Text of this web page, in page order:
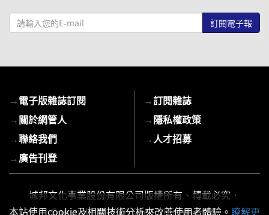
請
輸
mail
→電子版雜誌訂閱
→關於網管人
→聯絡我們
→廣告刊登
→訂閱雜誌
→隱私權政策
→人才招募
城邦文化事業股份有限公司版權所有、轉載必究．
Copyright © 2026 Cite Publishing Ltd.
本站使用cookie及相關技術分析來改善使用者體驗。 瞭解更